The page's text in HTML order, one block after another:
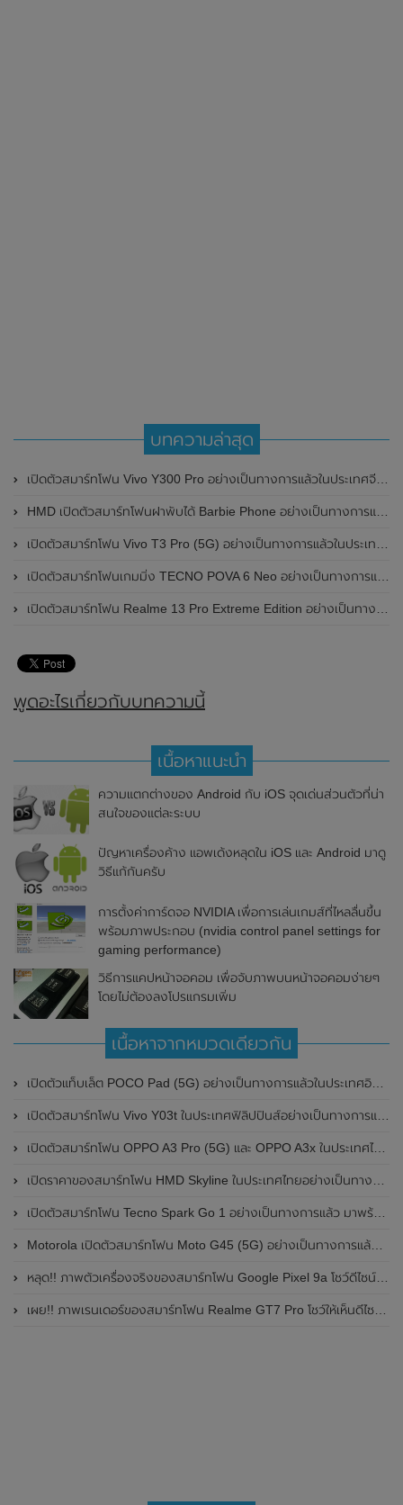
บทความล่าสุด
เปิดตัวสมาร์ทโฟน Vivo Y300 Pro อย่างเป็นทางการแล้วในประเทศจีน มาพร้อมดีไซน์พรีเมี่ยม ทนทาน และแบตเตอรี่สุดอึดขนาดใหญ่ 6,500mAh พร้อมรองรับการชาร์จไว 80W
HMD เปิดตัวสมาร์ทโฟนฝาพับได้ Barbie Phone อย่างเป็นทางการแล้ว มาพร้อมธีมสีชมพูสดใส
เปิดตัวสมาร์ทโฟน Vivo T3 Pro (5G) อย่างเป็นทางการแล้วในประเทศอินเดีย
เปิดตัวสมาร์ทโฟนเกมมิ่ง TECNO POVA 6 Neo อย่างเป็นทางการแล้วในประเทศไทย ในราคา 8,499 บาท
เปิดตัวสมาร์ทโฟน Realme 13 Pro Extreme Edition อย่างเป็นทางการแล้วในประเทศจีน
พูดอะไรเกี่ยวกับบทความนี้
เนื้อหาแนะนำ
ความแตกต่างของ Android กับ iOS จุดเด่นส่วนตัวที่น่า
สนใจของแต่ละระบบ
ปัญหาเครื่องค้าง แอพเด้งหลุดใน iOS และ Android มาดู
วิธีแก้กันครับ
การตั้งค่าการ์ดจอ NVIDIA เพื่อการเล่นเกมส์ที่ไหลลื่นขึ้น
พร้อมภาพประกอบ (nvidia control panel settings for
gaming performance)
วิธีการแคปหน้าจอคอม เพื่อจับภาพบนหน้าจอคอมง่ายๆ
โดยไม่ต้องลงโปรแกรมเพิ่ม
เนื้อหาจากหมวดเดียวกัน
เปิดตัวแท็บเล็ต POCO Pad (5G) อย่างเป็นทางการแล้วในประเทศอินเดีย มาพร้อมชิปเซ็ต Snapdragon 7s Gen 2 ของ Qualcomm และรองรับเครือข่าย 5G
เปิดตัวสมาร์ทโฟน Vivo Y03t ในประเทศฟิลิปปินส์อย่างเป็นทางการแล้ว มาพร้อมชิปเซ็ต Unisoc T612 , กล้องหลัง ความละเอียด 13MP , แบตเตอรี่ 5,000mAh และหน้าจอแสดงผล LCD / 90Hz
เปิดตัวสมาร์ทโฟน OPPO A3 Pro (5G) และ OPPO A3x ในประเทศไทยอย่างเป็นทางการแล้ว ในราคาเริ่มต้นเพียง 3,999 บาท
เปิดราคาของสมาร์ทโฟน HMD Skyline ในประเทศไทยอย่างเป็นทางการแล้ว ราคา 14,990 บาท
เปิดตัวสมาร์ทโฟน Tecno Spark Go 1 อย่างเป็นทางการแล้ว มาพร้อมหน้าจอแสดงผล LCD / 120Hz , แบตเตอรี่ 5,000mAh และใช้ชิปเซ็ต Unisoc
Motorola เปิดตัวสมาร์ทโฟน Moto G45 (5G) อย่างเป็นทางการแล้วในอินเดีย
หลุด!! ภาพตัวเครื่องจริงของสมาร์ทโฟน Google Pixel 9a โชว์ดีไซน์ใหม่ กล้องหลังแบนราบ ไม่มีกรอบของกล้องแล้ว
เผย!! ภาพเรนเดอร์ของสมาร์ทโฟน Realme GT7 Pro โชว์ให้เห็นดีไซน์ใหม่ พร้อมเผยรายละเอียดสเปกที่สำคัญบางส่วน